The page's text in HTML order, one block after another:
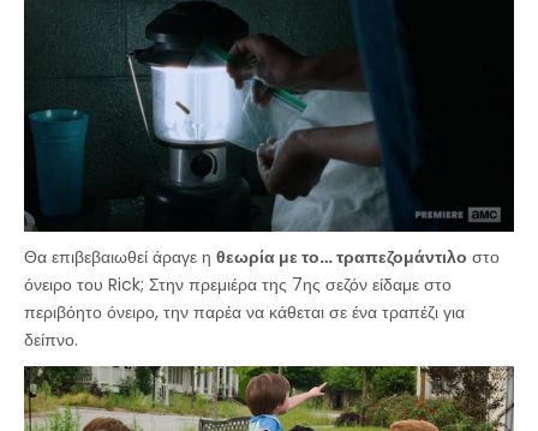
Θα επιβεβαιωθεί άραγε η θεωρία με το… τραπεζομάντιλο στο
όνειρο του Rick; Στην πρεμιέρα της 7ης σεζόν είδαμε στο
περιβόητο όνειρο, την παρέα να κάθεται σε ένα τραπέζι για
δείπνο.